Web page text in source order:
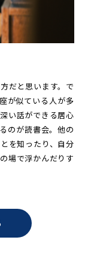
だと思います。で
が似ている人が多
い話ができる居心
のが読書会。他の
を知ったり、自分
場で浮かんだりす